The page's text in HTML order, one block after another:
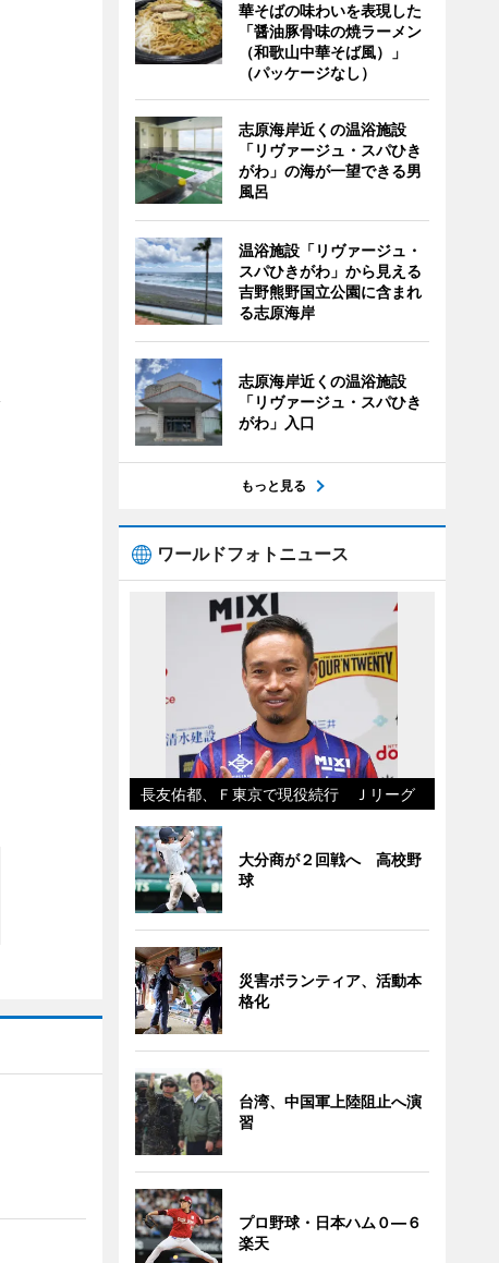
華そばの味わいを表現した
「醤油豚骨味の焼ラーメン
（和歌山中華そば風）」
（パッケージなし）
志原海岸近くの温浴施設
「リヴァージュ・スパひき
がわ」の海が一望できる男
風呂
温浴施設「リヴァージュ・
スパひきがわ」から見える
吉野熊野国立公園に含まれ
る志原海岸
志原海岸近くの温浴施設
「リヴァージュ・スパひき
がわ」入口
もっと見る
ワールドフォトニュース
長友佑都、Ｆ東京で現役続行 Ｊリーグ
大分商が２回戦へ 高校野
球
災害ボランティア、活動本
格化
台湾、中国軍上陸阻止へ演
習
プロ野球・日本ハム０―６
楽天